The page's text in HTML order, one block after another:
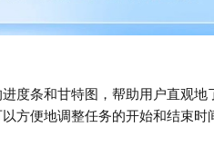
度条和甘特图，帮助用户直观地
方便地调整任务的开始和结束时